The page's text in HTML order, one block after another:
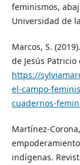
feminismos,
Universidad de
Marcos, S.
de Jesús
https://
el-campo-
cuadernos-
Martínez-
indígenas.